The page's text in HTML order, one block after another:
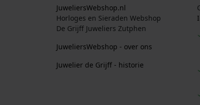
JuweliersWebshop.nl
Horloges en Sieraden Webshop
De Grijff Juweliers Zutphen
JuweliersWebshop - over ons
Juwelier de Grijff - historie